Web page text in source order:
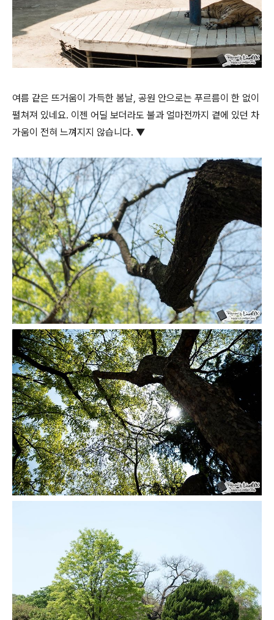
여름 같은 뜨거움이 가득한 봄날, 공원 안으로는 푸르름이 한 없이
펼쳐져 있네요. 이젠 어딜 보더라도 불과 얼마전까지 곁에 있던 차
가움이 전혀 느껴지지 않습니다. ▼